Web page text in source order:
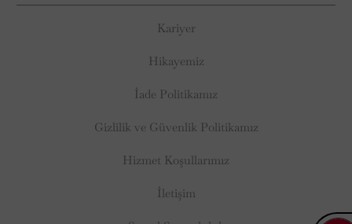
Kariyer
Hikayemiz
İade Politikamız
Gizlilik ve Güvenlik Politikamız
Hizmet Koşullarımız
İletişim